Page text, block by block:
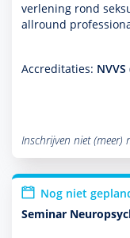
ver­le­ning rond
allround
Accreditaties:
Inschrijven niet (meer)
Nog niet
Seminar